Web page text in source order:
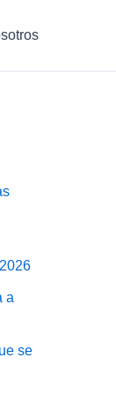
a
se